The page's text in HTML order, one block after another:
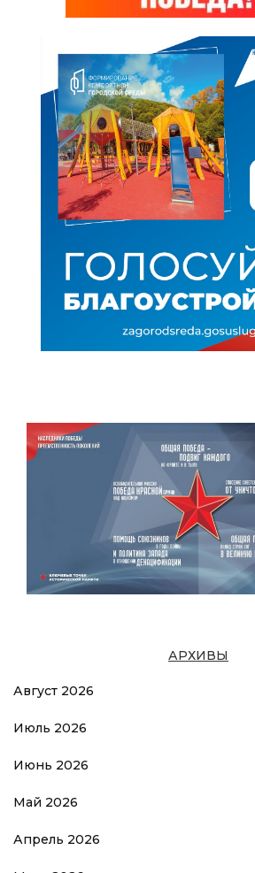
АРХИВЫ
Август 2026
Июль 2026
Июнь 2026
Май 2026
Апрель 2026